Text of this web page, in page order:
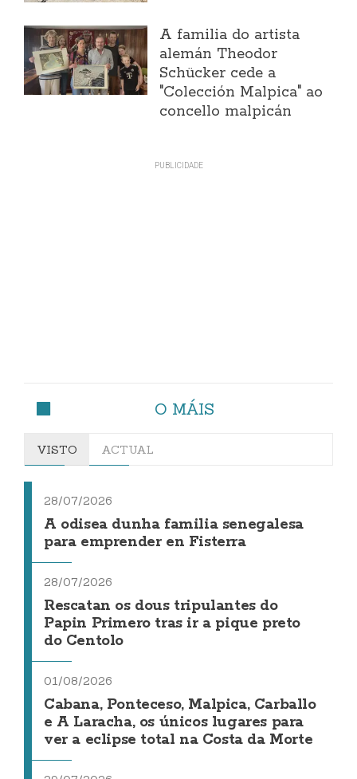
A familia do artista
alemán Theodor
Schücker cede a
"Colección Malpica" ao
concello malpicán
O MÁIS
VISTO ACTUAL
28/07/2026
A odisea dunha familia senegalesa
para emprender en Fisterra
28/07/2026
Rescatan os dous tripulantes do
Papin Primero tras ir a pique preto
do Centolo
01/08/2026
Cabana, Ponteceso, Malpica, Carballo
e A Laracha, os únicos lugares para
ver a eclipse total na Costa da Morte